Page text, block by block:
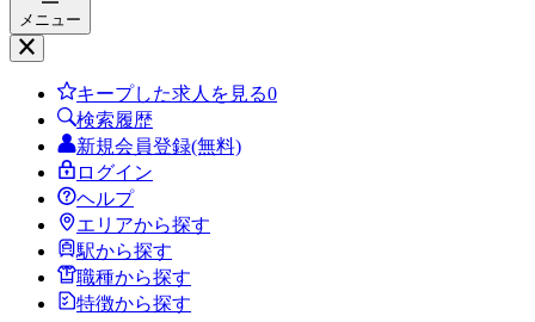
メニュー
キープした求人を見る0
検索履歴
新規会員登録(無料)
ログイン
ヘルプ
エリアから探す
駅から探す
職種から探す
特徴から探す